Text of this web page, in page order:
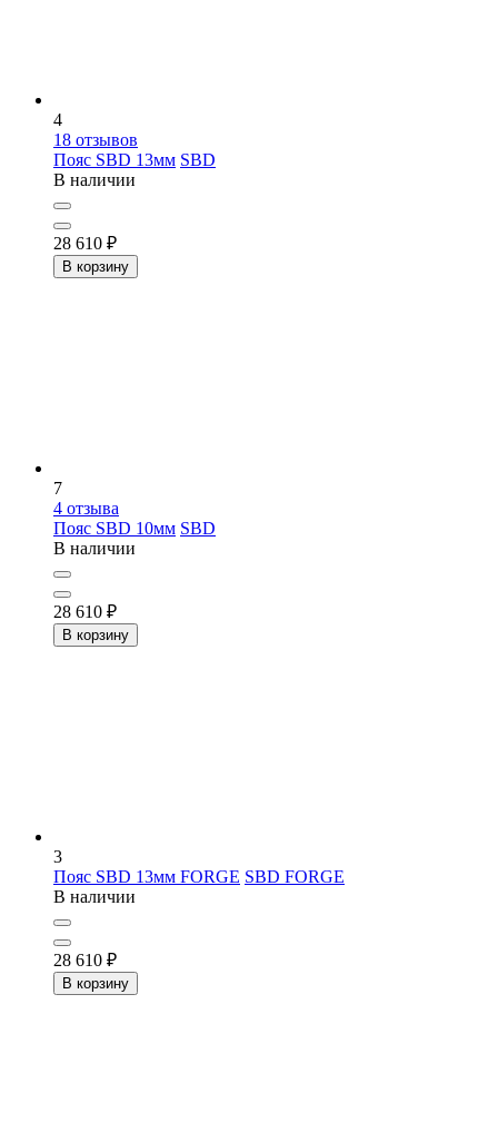
4
18 отзывов
Пояс SBD 13мм SBD
В наличии
28 610 ₽
В корзину
7
4 отзыва
Пояс SBD 10мм SBD
В наличии
28 610 ₽
В корзину
3
Пояс SBD 13мм FORGE SBD FORGE
В наличии
28 610 ₽
В корзину